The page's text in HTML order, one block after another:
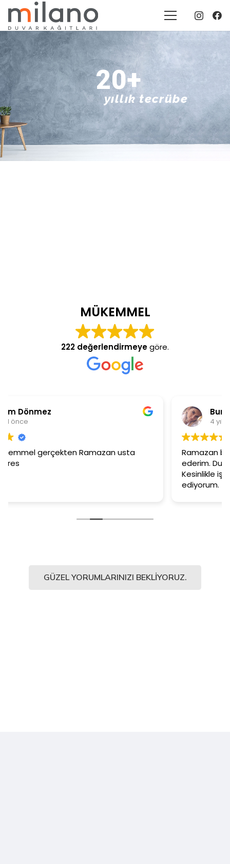
20+
yıllık tecrübe
MÜKEMMEL
222 değerlendirmeyegöre.
Ramazan beye ilgisinden dolayı çok teşekkür
Kesinlikle işinin en iyisi diyebilirim. Şiddetle tavsiye
GÜZEL YORUMLARINIZI BEKLIYORUZ.